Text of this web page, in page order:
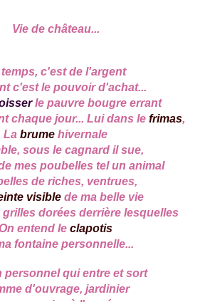
Vie de château...
c'est de l'argent
c'est le pouvoir d'achat...
le pauvre bougre errant
chaque jour... Lui dans le frimas,
La brume hivernale
sous le cagnard il sue,
mes poubelles tel un animal
de riches, ventrues,
visiblede ma belle vie
grilles dorées derrière lesquelles
entend le clapotis
fontaine personnelle...
personnel qui entre et sort
d'ouvrage, jardinier